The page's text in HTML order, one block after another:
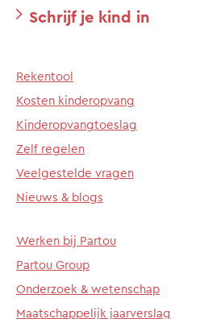
Schrijf je kind in
Rekentool
Kosten kinderopvang
Kinderopvangtoeslag
Zelf regelen
Veelgestelde vragen
Nieuws & blogs
Werken bij Partou
Partou Group
Onderzoek & wetenschap
Maatschappelijk jaarverslag